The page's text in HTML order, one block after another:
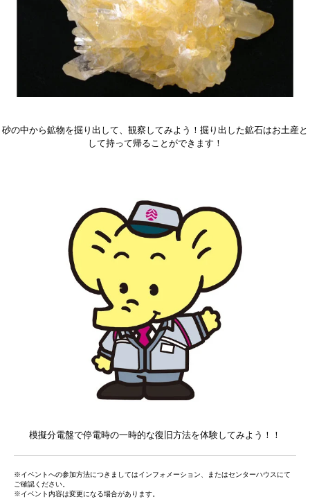
砂の中から鉱物を掘り出して、観察してみよう！掘り出した鉱石はお土産と
して持って帰ることができます！
模擬分電盤で停電時の一時的な復旧方法を体験してみよう！！
※イベントへの参加方法につきましてはインフォメーション、またはセンターハウスにて
ご確認ください。
※イベント内容は変更になる場合があります。